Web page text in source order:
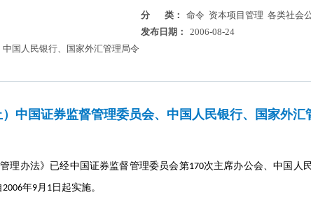
分 类：
命令 资本项目管理 各类社会
发布日期：
2006-08-24
中国人民银行、国家外汇管理局令
）中国证券监督管理委员会、中国人民银行、国家外汇
办法》已经中国证券监督管理委员会第170次主席办公会、中国人
2006年9月 1 日起实施。